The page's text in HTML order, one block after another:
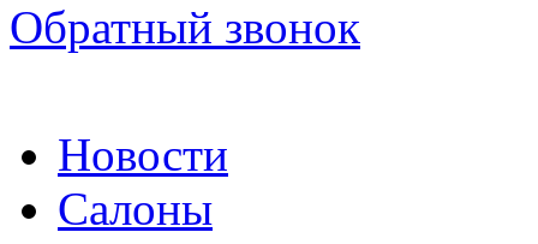
Обратный звонок
Новости
Салоны